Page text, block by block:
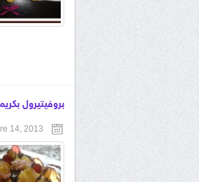
بروفيتيرول
14, 2013